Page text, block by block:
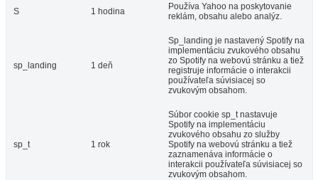
S 1 hodina
Používa Yahoo na poskytovanie
reklám, obsahu alebo analýz.
sp_landing 1 deň
Sp_landing je nastavený Spotify na
implementáciu zvukového obsahu
zo Spotify na webovú stránku a tiež
registruje informácie o interakcii
používateľa súvisiacej so
zvukovým obsahom.
sp_t 1 rok
Súbor cookie sp_t nastavuje
Spotify na implementáciu
zvukového obsahu zo služby
Spotify na webovú stránku a tiež
zaznamenáva informácie o
interakcii používateľa súvisiacej so
zvukovým obsahom.